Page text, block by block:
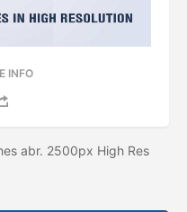
INFO
abr. 2500px High Res